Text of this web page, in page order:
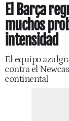
El Barça
muchos
intensidad
El equipo
contra el
continental